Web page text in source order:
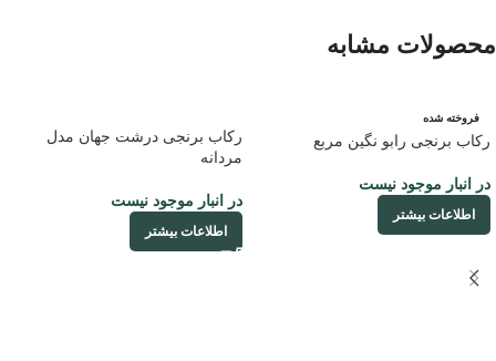
محصولات مشابه
فروخته شده
رکاب برنجی رابو نگین مربع
در انبار موجود نیست
اطلاعات بیشتر
رکاب برنجی درشت جهان مدل
مردانه
در انبار موجود نیست
اطلاعات بیشتر